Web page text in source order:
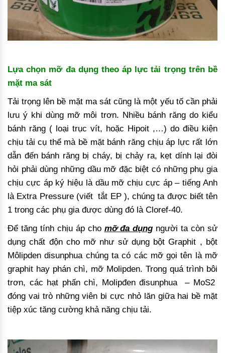
Lựa chọn mỡ đa dụng theo áp lực tải trọng trên bề
mặt ma sát
Tải trọng lên bề mặt ma sát cũng là một yếu tố cần phải
lưu ý khi dùng mỡ môi trơn. Nhiều bánh răng do kiểu
bánh răng ( loại trục vít, hoặc Hipoit ,…) do điều kiện
chịu tải cụ thể mà bề mặt bánh răng chịu áp lực rất lớn
dẫn đến bánh răng bị cháy, bị chảy ra, kẹt dính lại đòi
hỏi phải dùng những dầu mỡ đặc biệt có những phụ gia
chịu cực áp ký hiệu là dầu mỡ chịu cực áp – tiếng Anh
là Extra Pressure (viết tắt EP ), chúng ta được biết tên
1 trong các phụ gia được dùng đó là Cloref-40.
Để tăng tính chịu áp cho mỡ đa dụng người ta còn sử
dụng chất độn cho mỡ như sử dụng bột Graphit , bột
Môlipden disunphua chúng ta có các mỡ gọi tên là mỡ
graphit hay phán chì, mỡ Molipden. Trong quá trình bôi
trơn, các hạt phấn chì, Molipđen đisunphua – MoS2
đóng vai trò những viên bi cực nhỏ lăn giữa hai bề mặt
tiệp xúc tăng cường khả năng chịu tải.